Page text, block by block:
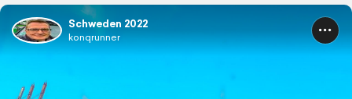
Schweden 2022
konqrunner